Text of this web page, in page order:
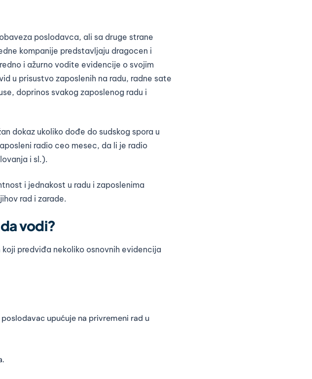
poslodavca, ali sa druge strane
kompanije predstavljaju dragocen i
i ažurno vodite evidencije o svojim
u prisustvo zaposlenih na radu, radne sate
doprinos svakog zaposlenog radu i
dokaz ukoliko dođe do sudskog spora u
radio ceo mesec, da li je radio
i sl.).
i jednakost u radu i zaposlenima
rad i zarade.
vodi?
koji predviđa nekoliko osnovnih evidencija
upućuje na privremeni rad u